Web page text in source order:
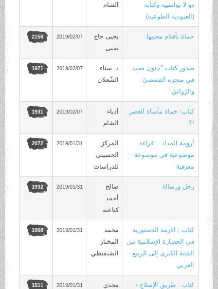
دو لا بواسييه وكتابه
(العبودية الطوعية)
الشام
حماة بأقلام محبيها
يحيى حاج
يحيى
2019/02/07
2156
صدور كتاب "حنون مجيد
في منجزه القصصيّ
والرّوائيّ"
د. سناء
الشّعلان
2019/02/07
1971
كتاب: حماة مأساة العصر
أدباء
الشام
2019/02/07
1931
أرومة المداد .. قراءة
موضوعية في موسوعة
معرفية
المركز
الحسيني
للدراسات
2019/01/31
2072
رجل ورسالة
صالح
أحمد
كناعنه
2019/01/31
1932
كتاب : الأزمة الدستورية
في الحضارة الإسلامية من
الفتنة الكبرى إلى الربيع
العربي
محمد
المختار
الشنقيطي
2019/01/31
1968
كتاب : طريق الإصلاح -
مجدي
2019/01/31
1511